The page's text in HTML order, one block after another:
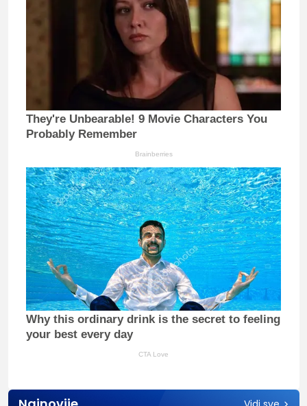
They're Unbearable! 9 Movie Characters You
Probably Remember
Brainberries
Why this ordinary drink is the secret to feeling
your best every day
CTA Love